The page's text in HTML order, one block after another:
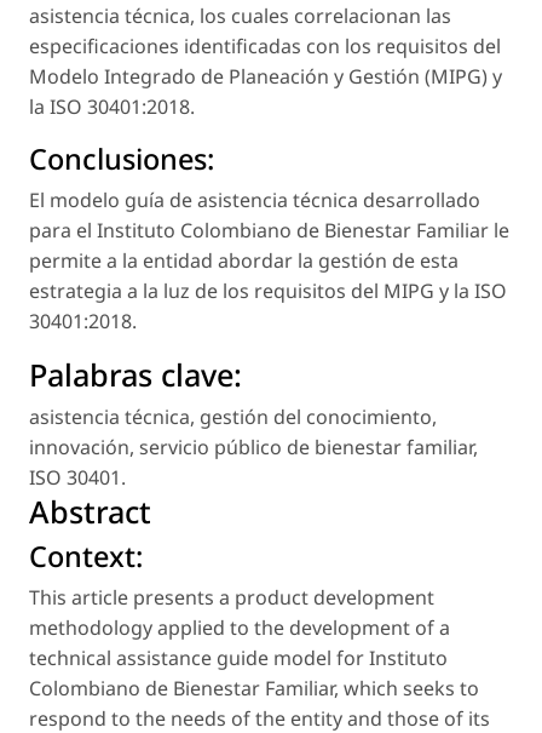
asistencia técnica, los cuales correlacionan las
especificaciones identificadas con los requisitos del
Modelo Integrado de Planeación y Gestión (MIPG) y
la ISO 30401:2018.
Conclusiones:
El modelo guía de asistencia técnica desarrollado
para el Instituto Colombiano de Bienestar Familiar le
permite a la entidad abordar la gestión de esta
estrategia a la luz de los requisitos del MIPG y la ISO
30401:2018.
Palabras clave:
asistencia técnica, gestión del conocimiento,
innovación, servicio público de bienestar familiar,
ISO 30401.
Abstract
Context:
This article presents a product development
methodology applied to the development of a
technical assistance guide model for Instituto
Colombiano de Bienestar Familiar, which seeks to
respond to the needs of the entity and those of its